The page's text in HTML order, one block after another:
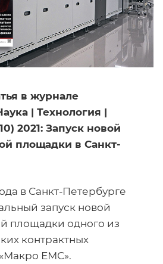
в журнале
| Технология |
2021: Запуск новой
площадки в Санкт-
в Санкт-Петербурге
запуск новой
площадки одного из
контрактных
ЕМС».